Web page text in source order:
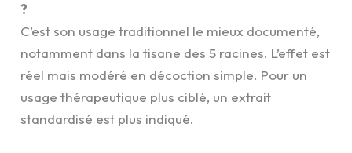
?
C’est son usage traditionnel le mieux documenté,
notamment dans la tisane des 5 racines. L’effet est
réel mais modéré en décoction simple. Pour un
usage thérapeutique plus ciblé, un extrait
standardisé est plus indiqué.